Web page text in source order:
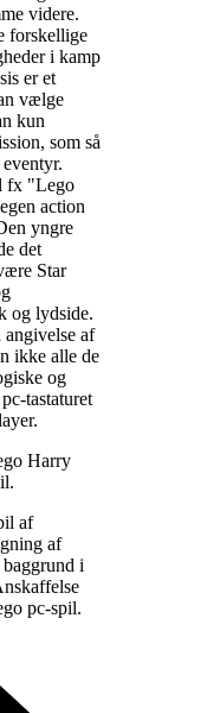
videre.
forskellige
i kamp
er et
vælge
kun
som så
fx "Lego
action
yngre
det
Star
og lydside.
af
ikke alle de
og
tastaturet
.
Harry
.
af
af
i
pc-spil.